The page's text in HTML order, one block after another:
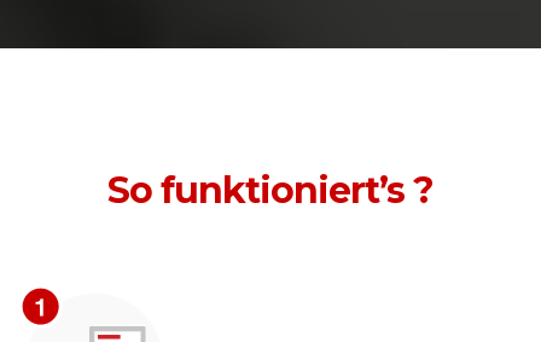
So funktioniert’s ?